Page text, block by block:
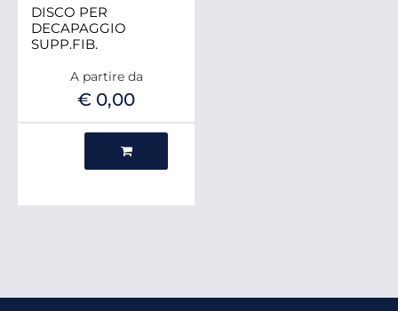
DISCO PER
DECAPAGGIO
SUPP.FIB.
A partire da
€ 0,00